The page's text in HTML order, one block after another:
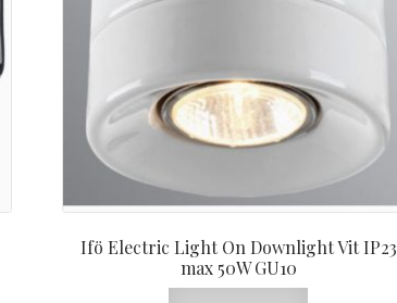
Ifö Electric Light On Downlight Vit IP23
max 50W GU10